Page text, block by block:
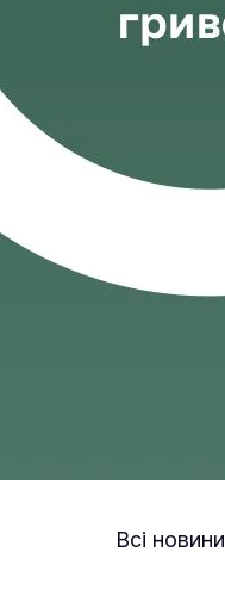
Всі новини